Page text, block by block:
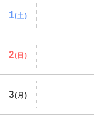
1(土)
2(日)
3(月)